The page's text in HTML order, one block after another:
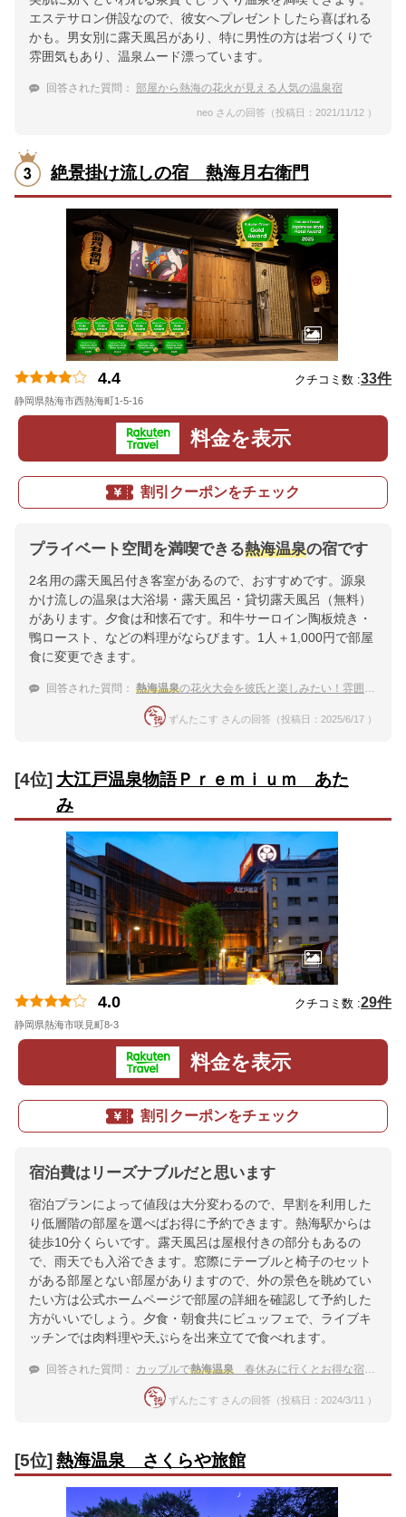
エステサロン併設なので、彼女へプレゼントしたら喜ばれる
かも。男女別に露天風呂があり、特に男性の方は岩づくりで
雰囲気もあり、温泉ムード漂っています。
回答された質問： 部屋から熱海の花火が見える人気の温泉宿
neo さんの回答（投稿日：2021/11/12 ）
絶景掛け流しの宿 熱海月右衛門
4.4 クチコミ数 :33件
静岡県熱海市西熱海町1-5-16
料金を表示
割引クーポンをチェック
プライベート空間を満喫できる熱海温泉の宿です
2名用の露天風呂付き客室があるので、おすすめです。源泉
かけ流しの温泉は大浴場・露天風呂・貸切露天風呂（無料）
があります。夕食は和懐石です。和牛サーロイン陶板焼き・
鴨ロースト、などの料理がならびます。1人＋1,000円で部屋
食に変更できます。
回答された質問： 熱海温泉の花火大会を彼氏と楽しみたい！雰囲気が良い温泉宿
ずんたこす さんの回答（投稿日：2025/6/17 ）
[4位] 大江戸温泉物語Ｐｒｅｍｉｕｍ あた
み
4.0 クチコミ数 :29件
静岡県熱海市咲見町8-3
料金を表示
割引クーポンをチェック
宿泊費はリーズナブルだと思います
宿泊プランによって値段は大分変わるので、早割を利用した
り低層階の部屋を選べばお得に予約できます。熱海駅からは
徒歩10分くらいです。露天風呂は屋根付きの部分もあるの
で、雨天でも入浴できます。窓際にテーブルと椅子のセット
がある部屋とない部屋がありますので、外の景色を眺めてい
たい方は公式ホームページで部屋の詳細を確認して予約した
方がいいでしょう。夕食・朝食共にビュッフェで、ライブキ
ッチンでは肉料理や天ぷらを出来立てで食べれます。
回答された質問： カップルで熱海温泉 春休みに行くとお得な宿を教えて！
ずんたこす さんの回答（投稿日：2024/3/11 ）
[5位] 熱海温泉 さくらや旅館